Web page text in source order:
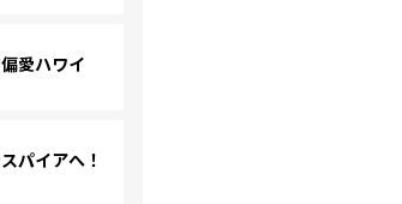
愛ハワイ
パイアへ！